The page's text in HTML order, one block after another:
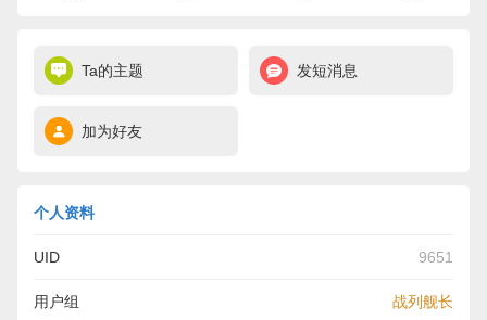
Ta的主题 发短消息
加为好友
个人资料
UID 9651
用户组 战列舰长